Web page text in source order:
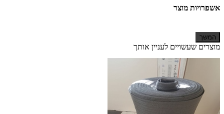
אשפרויות מוצר
המשך
מוצרים שעשויים לעניין אותך